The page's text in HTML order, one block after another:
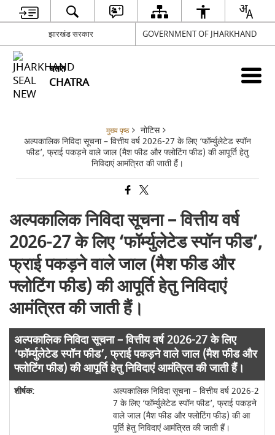
झारखंड सरकार GOVERNMENT OF JHARKHAND
चतरा
CHATRA
मुख्य पृष्ठ
नोटिस
अल्पकालिक निविदा सूचना – वित्तीय वर्ष 2026-27 के लिए ‘फॉर्म्युलेटेड स्पॉन
फीड’, फ्राई पकड़ने वाले जाल (मैश फीड और फ्लोटिंग फीड) की आपूर्ति हेतु
निविदाएं आमंत्रित की जाती हैं।
अल्पकालिक निविदा सूचना – वित्तीय वर्ष
2026-27 के लिए ‘फॉर्म्युलेटेड स्पॉन फीड’,
फ्राई पकड़ने वाले जाल (मैश फीड और
फ्लोटिंग फीड) की आपूर्ति हेतु निविदाएं
आमंत्रित की जाती हैं।
अल्पकालिक निविदा सूचना – वित्तीय वर्ष 2026-27 के लिए
‘फॉर्म्युलेटेड स्पॉन फीड’, फ्राई पकड़ने वाले जाल (मैश फीड और
फ्लोटिंग फीड) की आपूर्ति हेतु निविदाएं आमंत्रित की जाती हैं।
अल्पकालिक निविदा सूचना – वित्तीय वर्ष 2026-2
7 के लिए ‘फॉर्म्युलेटेड स्पॉन फीड’, फ्राई पकड़ने
वाले जाल (मैश फीड और फ्लोटिंग फीड) की आ
पूर्ति हेतु निविदाएं आमंत्रित की जाती हैं।